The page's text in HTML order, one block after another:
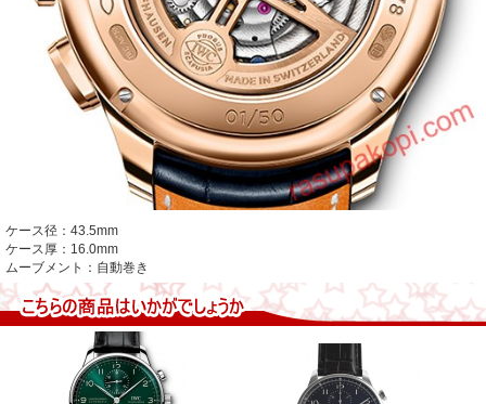
ケース径：43.5mm
ケース厚：16.0mm
ムーブメント：自動巻き